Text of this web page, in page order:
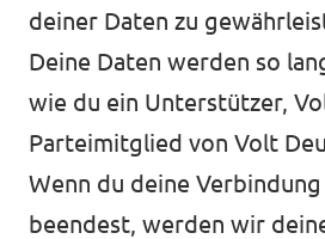
deiner Daten zu
Deine Daten werden so
wie du ein Unterstützer,
Parteimitglied von Volt
Wenn du deine
beendest, werden wir